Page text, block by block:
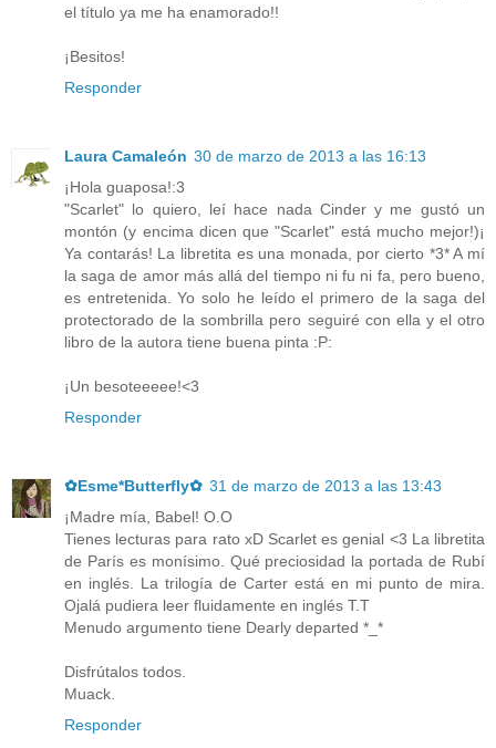
el título ya me ha enamorado!!
¡Besitos!
Responder
Laura Camaleón 30 de marzo de 2013 a las 16:13
¡Hola guaposa!:3
"Scarlet" lo quiero, leí hace nada Cinder y me gustó un
montón (y encima dicen que "Scarlet" está mucho mejor!)¡
Ya contarás! La libretita es una monada, por cierto *3* A mí
la saga de amor más allá del tiempo ni fu ni fa, pero bueno,
es entretenida. Yo solo he leído el primero de la saga del
protectorado de la sombrilla pero seguiré con ella y el otro
libro de la autora tiene buena pinta :P:
¡Un besoteeeee!<3
Responder
✿Esme*Butterfly✿ 31 de marzo de 2013 a las 13:43
¡Madre mía, Babel! O.O
Tienes lecturas para rato xD Scarlet es genial <3 La libretita
de París es monísimo. Qué preciosidad la portada de Rubí
en inglés. La trilogía de Carter está en mi punto de mira.
Ojalá pudiera leer fluidamente en inglés T.T
Menudo argumento tiene Dearly departed *_*
Disfrútalos todos.
Muack.
Responder